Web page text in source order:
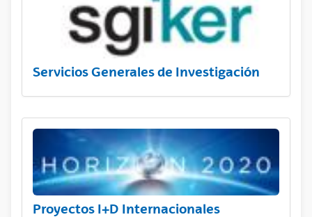
Servicios Generales de Investigación
Proyectos I+D Internacionales